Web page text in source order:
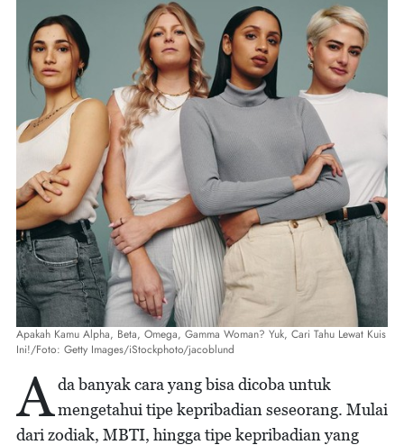
Apakah Kamu Alpha, Beta, Omega, Gamma Woman? Yuk, Cari Tahu Lewat Kuis
Ini!/Foto: Getty Images/iStockphoto/jacoblund
Ada banyak cara yang bisa dicoba untuk
mengetahui tipe kepribadian seseorang. Mulai
dari zodiak, MBTI, hingga tipe kepribadian yang